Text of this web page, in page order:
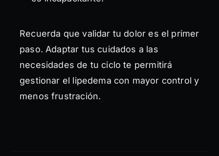
Recuerda que validar tu dolor es el primer
paso. Adaptar tus cuidados a las
necesidades de tu ciclo te permitirá
gestionar el lipedema con mayor control y
menos frustración.